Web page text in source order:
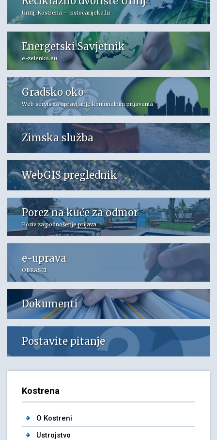
Urinj, Kostrena – cistocarijeka.hr
Energetski Savjetnik
e-zelenko.eu
Gradsko oko
Web servis za upravljanje komunalnim prijavama
Zimska služba
WebGIS preglednik
Porez na kuće za odmor
Poziv za podnošenje prijava
e-uprava
OBRASCI
Dokumenti
Postavite pitanje
Kostrena
O Kostreni
Ustrojstvo